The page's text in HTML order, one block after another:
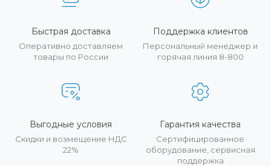
Быстрая доставка
Оперативно доставляем
товары по России
Поддержка клиентов
Персональный менеджер и
горячая линия 8-800
Выгодные условия
Скидки и возмещение НДС
22%
Гарантия качества
Сертифицированное
оборудование, сервисная
поддержка